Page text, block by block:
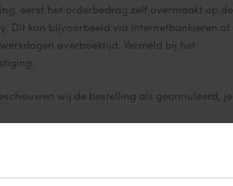
eerst het orderbedrag zelf overmaakt op de
Dit kan bijvoorbeeld via internetbankieren of
overboektijd. Vermeld bij het
wij de bestelling als geannuleerd, je
€1,99)